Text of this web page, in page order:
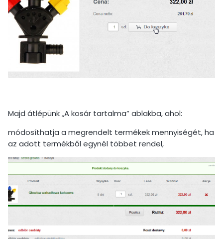
Majd átlépünk „A kosár tartalma” ablakba, ahol:
módosíthatja a megrendelt termékek mennyiségét, ha
az adott termékből egynél többet rendel,